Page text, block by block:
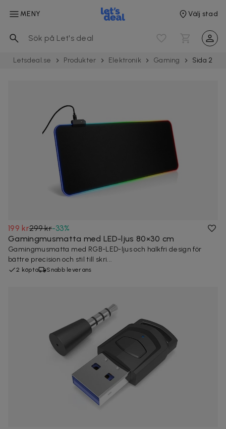
MENY Välj stad
Letsdeal.se Produkter Elektronik Gaming Sida 2
199 kr299 kr-33%
Gamingmusmatta med LED-ljus 80×30 cm
Gamingmusmatta med RGB-LED-ljus och halkfri design för
bättre precision och stil till skri...
2 köpta Snabb leverans